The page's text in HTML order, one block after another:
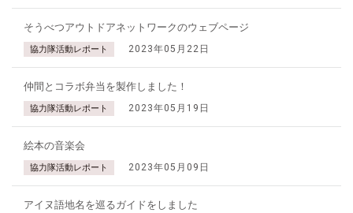
そうべつアウトドアネットワークのウェブページ
協力隊活動レポート 2023年05月22日
仲間とコラボ弁当を製作しました！
協力隊活動レポート 2023年05月19日
絵本の音楽会
協力隊活動レポート 2023年05月09日
アイヌ語地名を巡るガイドをしました